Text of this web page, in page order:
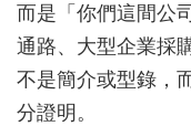
而是「你們這間公
通路、大型企業採
不是簡介或型錄，
分證明。